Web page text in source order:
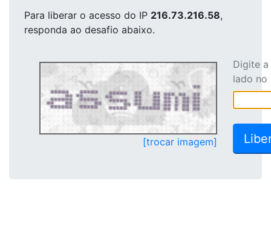
Para liberar o acesso do IP 216.73.216.58,
responda ao desafio abaixo.
[trocar imagem]
Digite
lado no